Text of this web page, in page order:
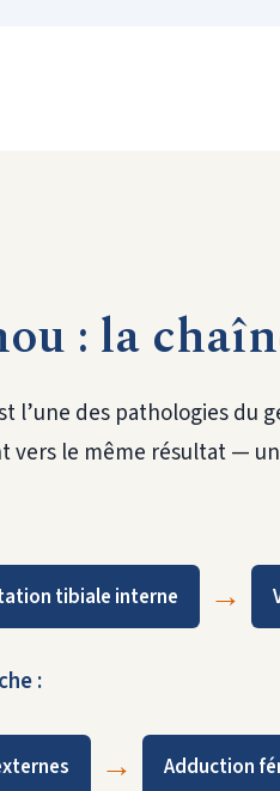
: la
l’une des pathologies du
vers le même résultat —
tibiale interne →
:
→ Adduction